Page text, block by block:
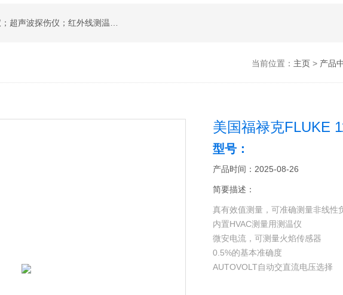
当前位置： 主页> 产品
美国福禄克FLUKE
型号：
产品时间：2025-08-26
简要描述：
真有效值测量，可准确测量非线性
内置HVAC测量用测温仪
微安电流，可测量火焰传感器
0.5%的基本准确度
AUTOVOLT自动交直流电压选择